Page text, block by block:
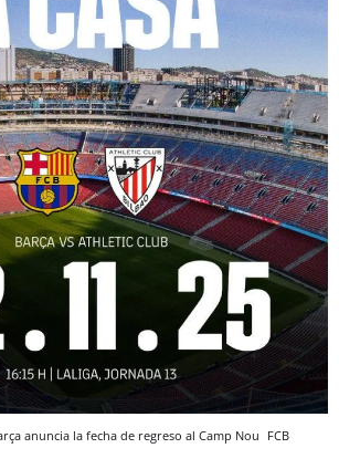
anuncia la fecha de regreso al Camp Nou FCB